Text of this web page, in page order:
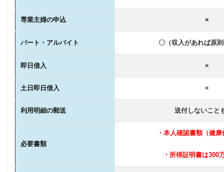
専業主婦の申込 ×
パート・アルバイト 〇（収入があれば原
即日借入 ×
土日即日借入 ×
利用明細の郵送 送付しないこと
必要書類
・本人確認書類（健
・所得証明書は300